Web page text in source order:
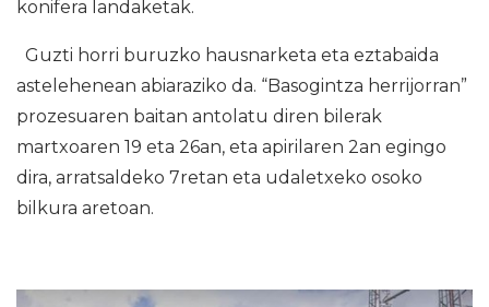
konifera landaketak.
Guzti horri buruzko hausnarketa eta eztabaida
astelehenean abiaraziko da. “Basogintza herrijorran”
prozesuaren baitan antolatu diren bilerak
martxoaren 19 eta 26an, eta apirilaren 2an egingo
dira, arratsaldeko 7retan eta udaletxeko osoko
bilkura aretoan.